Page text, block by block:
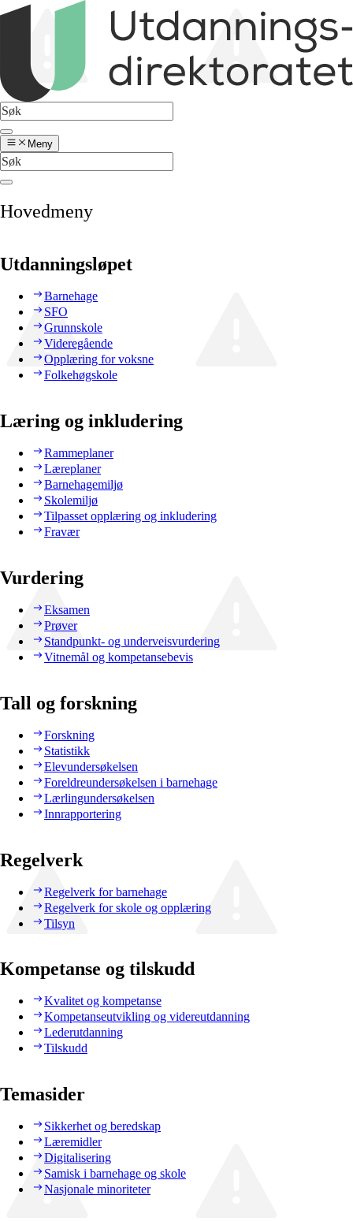
Meny
Hovedmeny
Utdanningsløpet
Barnehage
SFO
Grunnskole
Videregående
Opplæring for voksne
Folkehøgskole
Læring og inkludering
Rammeplaner
Læreplaner
Barnehagemiljø
Skolemiljø
Tilpasset opplæring og inkludering
Fravær
Vurdering
Eksamen
Prøver
Standpunkt- og underveisvurdering
Vitnemål og kompetansebevis
Tall og forskning
Forskning
Statistikk
Elevundersøkelsen
Foreldreundersøkelsen i barnehage
Lærlingundersøkelsen
Innrapportering
Regelverk
Regelverk for barnehage
Regelverk for skole og opplæring
Tilsyn
Kompetanse og tilskudd
Kvalitet og kompetanse
Kompetanseutvikling og videreutdanning
Lederutdanning
Tilskudd
Temasider
Sikkerhet og beredskap
Læremidler
Digitalisering
Samisk i barnehage og skole
Nasjonale minoriteter